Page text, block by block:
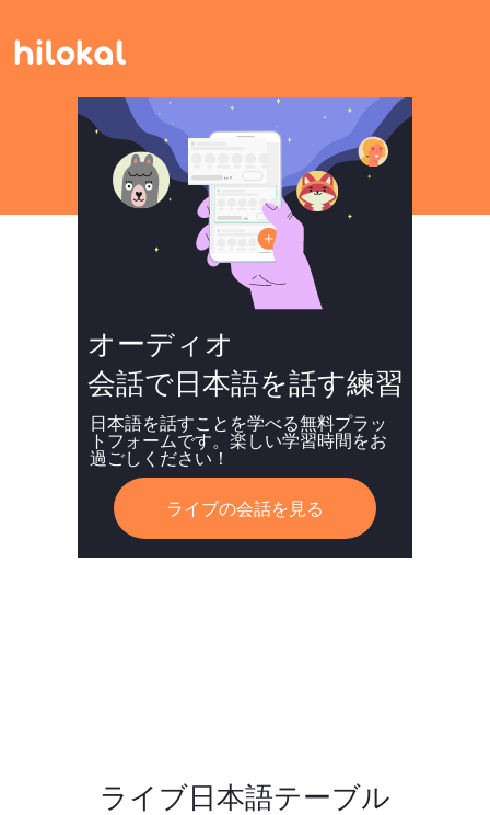
オーディオ
会話で日本語を話す練習
日本語を話すことを学べる無料プラッ
トフォームです。楽しい学習時間をお
過ごしください！
ライブの会話を見る
ライブ日本語テーブル